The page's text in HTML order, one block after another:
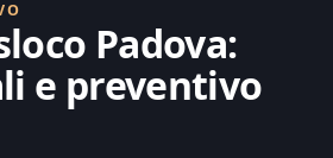
Padova:
e preventivo